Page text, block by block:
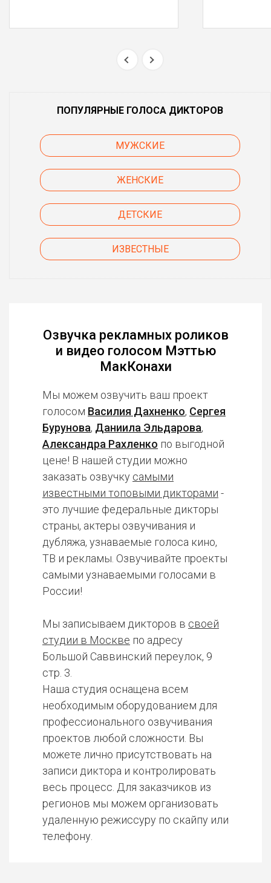
ПОПУЛЯРНЫЕ ГОЛОСА ДИКТОРОВ
МУЖСКИЕ
ЖЕНСКИЕ
ДЕТСКИЕ
ИЗВЕСТНЫЕ
Озвучка рекламных роликов
и видео голосом Мэттью
МакКонахи
Мы можем озвучить ваш проект
голосом Василия Дахненко, Сергея
Бурунова, Даниила Эльдарова,
Александра Рахленко по выгодной
цене! В нашей студии можно
заказать озвучку самыми
известными топовыми дикторами -
это лучшие федеральные дикторы
страны, актеры озвучивания и
дубляжа, узнаваемые голоса кино,
ТВ и рекламы. Озвучивайте проекты
самыми узнаваемыми голосами в
России!
Мы записываем дикторов в своей
студии в Москве по адресу
Большой Саввинский переулок, 9
стр. 3.
Наша студия оснащена всем
необходимым оборудованием для
профессионального озвучивания
проектов любой сложности. Вы
можете лично присутствовать на
записи диктора и контролировать
весь процесс. Для заказчиков из
регионов мы можем организовать
удаленную режиссуру по скайпу или
телефону.